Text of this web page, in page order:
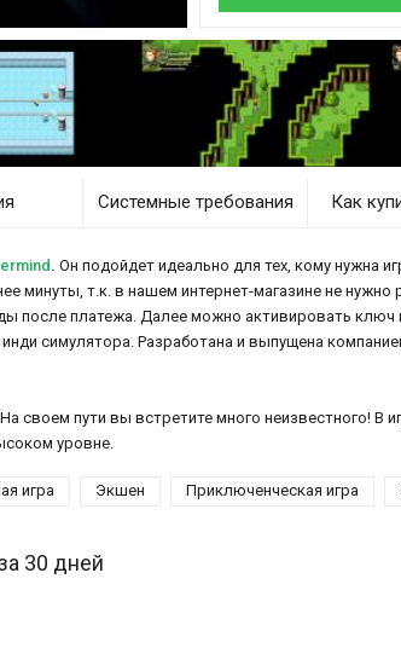
Системные требования Как
. Он подойдет идеально для тех, кому нужна
минуты, т.к. в нашем интернет-магазине не нужно
после платежа. Далее можно активировать ключ и
симулятора. Разработана и выпущена
своем пути вы встретите много неизвестного! В
уровне.
игра Экшен Приключенческая игра
30 дней